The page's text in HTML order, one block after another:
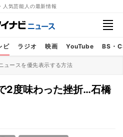
人気芸能人の最新情報
ビ ラジオ 映画 YouTube BS・
ュースを優先表示する方法
2度味わった挫折…石橋